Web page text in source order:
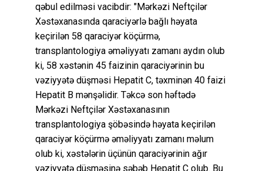
qəbul edilməsi vacibdir: "Mərkəzi Neftçilər
Xəstəxanasında qaraciyərlə bağlı həyata
keçirilən 58 qaraciyər köçürmə,
transplantologiya əməliyyatı zamanı aydın olub
ki, 58 xəstənin 45 faizinin qaraciyərinin bu
vəziyyətə düşməsi Hepatit C, təxminən 40 faizi
Hepatit B mənşəlidir. Təkcə son həftədə
Mərkəzi Neftçilər Xəstəxanasının
transplantologiya şöbəsində həyata keçirilən
qaraciyər köçürmə əməliyyatı zamanı məlum
olub ki, xəstələrin üçünün qaraciyərinin ağır
vəziyyətə düşməsinə səbəb Hepatit C olub. Bu